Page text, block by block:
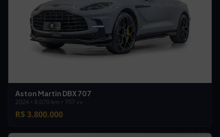
Aston Martin DBX 707
2024 • 8.070 km • 707 cv
R$ 3.800.000